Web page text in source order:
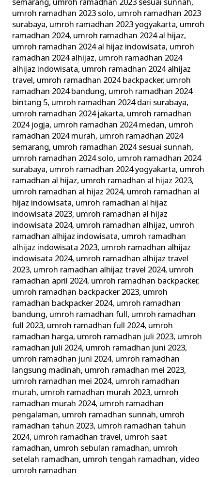
semarang, umroh ramadhan 2023 sesuai sunnah,
umroh ramadhan 2023 solo, umroh ramadhan 2023
surabaya, umroh ramadhan 2023 yogyakarta, umroh
ramadhan 2024, umroh ramadhan 2024 al hijaz,
umroh ramadhan 2024 al hijaz indowisata, umroh
ramadhan 2024 alhijaz, umroh ramadhan 2024
alhijaz indowisata, umroh ramadhan 2024 alhijaz
travel, umroh ramadhan 2024 backpacker, umroh
ramadhan 2024 bandung, umroh ramadhan 2024
bintang 5, umroh ramadhan 2024 dari surabaya,
umroh ramadhan 2024 jakarta, umroh ramadhan
2024 jogja, umroh ramadhan 2024 medan, umroh
ramadhan 2024 murah, umroh ramadhan 2024
semarang, umroh ramadhan 2024 sesuai sunnah,
umroh ramadhan 2024 solo, umroh ramadhan 2024
surabaya, umroh ramadhan 2024 yogyakarta, umroh
ramadhan al hijaz, umroh ramadhan al hijaz 2023,
umroh ramadhan al hijaz 2024, umroh ramadhan al
hijaz indowisata, umroh ramadhan al hijaz
indowisata 2023, umroh ramadhan al hijaz
indowisata 2024, umroh ramadhan alhijaz, umroh
ramadhan alhijaz indowisata, umroh ramadhan
alhijaz indowisata 2023, umroh ramadhan alhijaz
indowisata 2024, umroh ramadhan alhijaz travel
2023, umroh ramadhan alhijaz travel 2024, umroh
ramadhan april 2024, umroh ramadhan backpacker,
umroh ramadhan backpacker 2023, umroh
ramadhan backpacker 2024, umroh ramadhan
bandung, umroh ramadhan full, umroh ramadhan
full 2023, umroh ramadhan full 2024, umroh
ramadhan harga, umroh ramadhan juli 2023, umroh
ramadhan juli 2024, umroh ramadhan juni 2023,
umroh ramadhan juni 2024, umroh ramadhan
langsung madinah, umroh ramadhan mei 2023,
umroh ramadhan mei 2024, umroh ramadhan
murah, umroh ramadhan murah 2023, umroh
ramadhan murah 2024, umroh ramadhan
pengalaman, umroh ramadhan sunnah, umroh
ramadhan tahun 2023, umroh ramadhan tahun
2024, umroh ramadhan travel, umroh saat
ramadhan, umroh sebulan ramadhan, umroh
setelah ramadhan, umroh tengah ramadhan,video
umroh ramadhan